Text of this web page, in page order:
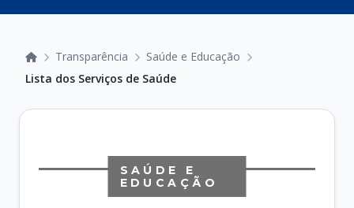
Início Transparência
Saúde e Educação
Lista dos Serviços de Saúde
SAÚDE E
EDUCAÇÃO